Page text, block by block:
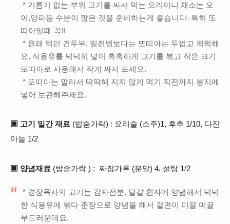
* 기름기 없는 부위 고기를 싸서 먹는 요리이니 채소는 오
이,양파등 수분이 많은 것을 준비하는게 좋습니다. 특히 또
띠아일때 꼭!!
* 원래 먹던 건두부, 밀전병보다는 또띠아는 두껍고 퍽퍽해
요. 식용유를 넉넉히 넣어 촉촉하게 고기를 볶고 작은 크기
또띠아로 사용해서 작게 싸서 드세요.
* 또띠아는 말라서 딱딱해 지지 않게 먹기 직전까지 봉지에
넣어 보관해주세요.
▣ 고기 밑간 재료 (밥숟가락) : 요리술 (소주)1, 후추 1/10, 다진
마늘 1/2
▣ 양념재료 (밥숟가락 ) : 짜장가루 (분말) 4, 설탕 1/2
* 경장육사의 고기는 감자전분, 달걀 흰자에 양념해서 넉넉
한 식용유에 볶다 춘장으로 양념을 해서 겉면이 미끌 미끌
부드러운데요.